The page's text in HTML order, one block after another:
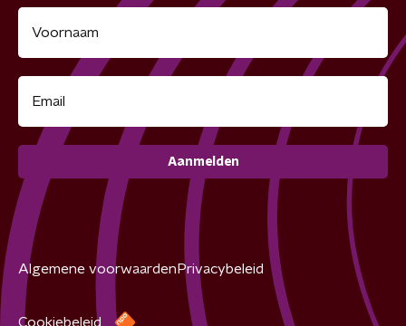
Aanmelden
Algemene voorwaarden Privacybeleid
Cookiebeleid